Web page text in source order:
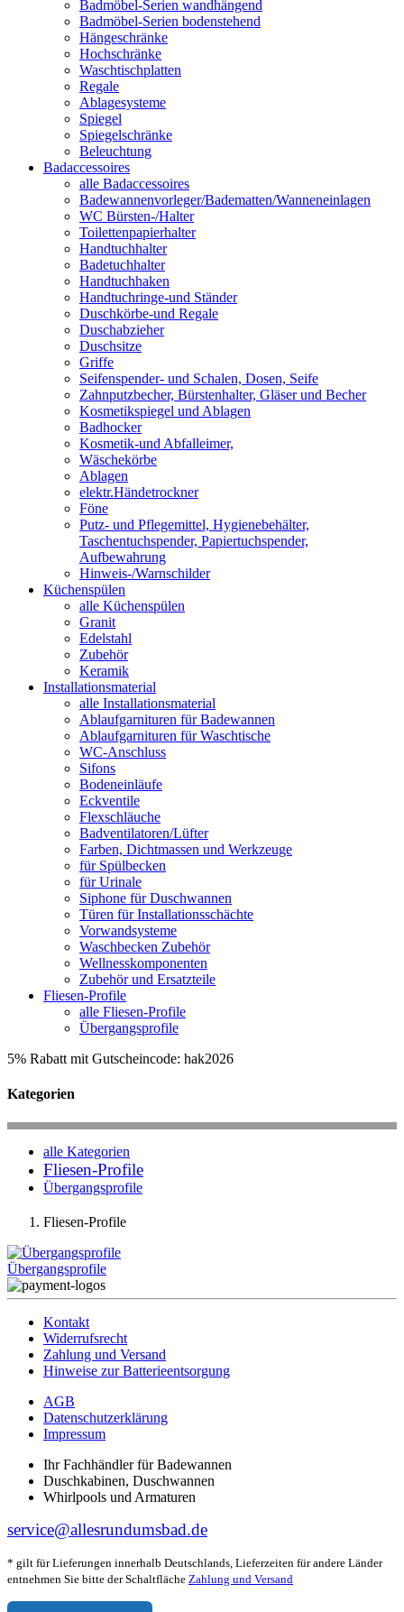
Badmöbel-Serien wandhängend
Badmöbel-Serien bodenstehend
Hängeschränke
Hochschränke
Waschtischplatten
Regale
Ablagesysteme
Spiegel
Spiegelschränke
Beleuchtung
Badaccessoires
alle Badaccessoires
Badewannenvorleger/Badematten/Wanneneinlagen
WC Bürsten-/Halter
Toilettenpapierhalter
Handtuchhalter
Badetuchhalter
Handtuchhaken
Handtuchringe-und Ständer
Duschkörbe-und Regale
Duschabzieher
Duschsitze
Griffe
Seifenspender- und Schalen, Dosen, Seife
Zahnputzbecher, Bürstenhalter, Gläser und Becher
Kosmetikspiegel und Ablagen
Badhocker
Kosmetik-und Abfalleimer,
Wäschekörbe
Ablagen
elektr.Händetrockner
Föne
Putz- und Pflegemittel, Hygienebehälter,
Taschentuchspender, Papiertuchspender,
Aufbewahrung
Hinweis-/Warnschilder
Küchenspülen
alle Küchenspülen
Granit
Edelstahl
Zubehör
Keramik
Installationsmaterial
alle Installationsmaterial
Ablaufgarnituren für Badewannen
Ablaufgarnituren für Waschtische
WC-Anschluss
Sifons
Bodeneinläufe
Eckventile
Flexschläuche
Badventilatoren/Lüfter
Farben, Dichtmassen und Werkzeuge
für Spülbecken
für Urinale
Siphone für Duschwannen
Türen für Installationsschächte
Vorwandsysteme
Waschbecken Zubehör
Wellnesskomponenten
Zubehör und Ersatzteile
Fliesen-Profile
alle Fliesen-Profile
Übergangsprofile
5% Rabatt mit Gutscheincode: hak2026
Kategorien
alle Kategorien
Fliesen-Profile
Übergangsprofile
Fliesen-Profile
Übergangsprofile
Kontakt
Widerrufsrecht
Zahlung und Versand
Hinweise zur Batterieentsorgung
AGB
Datenschutzerklärung
Impressum
Ihr Fachhändler für Badewannen
Duschkabinen, Duschwannen
Whirlpools und Armaturen
service@allesrundumsbad.de
* gilt für Lieferungen innerhalb Deutschlands, Lieferzeiten für andere Länder
entnehmen Sie bitte der Schaltfläche Zahlung und Versand